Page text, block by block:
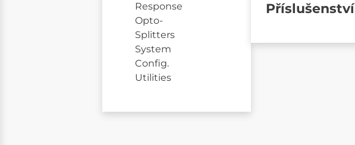
Response
Opto-
Splitters
System
Config.
Utilities
Příslušenství